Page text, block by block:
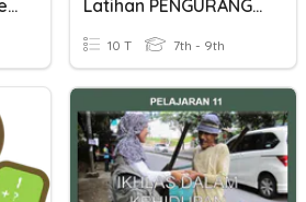
Penjumlahan Dan Pengurangan Bilangan Bulat Latihan PENGURANGAN
10 T 7th - 9th